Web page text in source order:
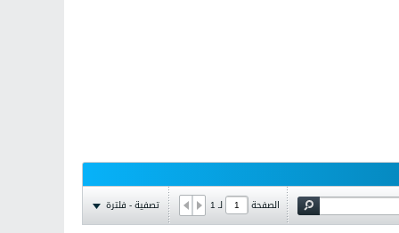
الصفحة لـ1 تصفية - فلترة